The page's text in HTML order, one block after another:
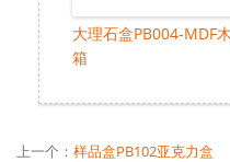
大理石盒PB004-MDF木
箱
上一个： 样品盒PB102亚克力盒